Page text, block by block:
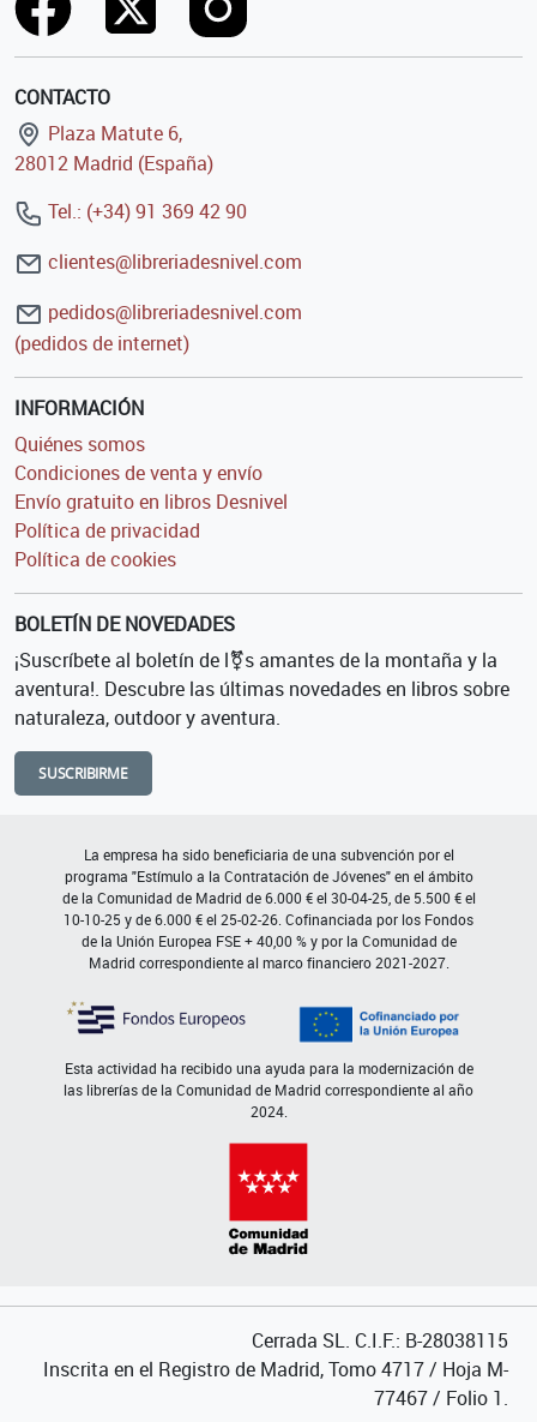
CONTACTO
Plaza Matute 6,
28012 Madrid (España)
Tel.: (+34) 91 369 42 90
clientes@libreriadesnivel.com
pedidos@libreriadesnivel.com
(pedidos de internet)
INFORMACIÓN
Quiénes somos
Condiciones de venta y envío
Envío gratuito en libros Desnivel
Política de privacidad
Política de cookies
BOLETÍN DE NOVEDADES
¡Suscríbete al boletín de l⚧s amantes de la montaña y la
aventura!. Descubre las últimas novedades en libros sobre
naturaleza, outdoor y aventura.
SUSCRIBIRME
La empresa ha sido beneficiaria de una subvención por el
programa "Estímulo a la Contratación de Jóvenes" en el ámbito
de la Comunidad de Madrid de 6.000 € el 30-04-25, de 5.500 € el
10-10-25 y de 6.000 € el 25-02-26. Cofinanciada por los Fondos
de la Unión Europea FSE + 40,00 % y por la Comunidad de
Madrid correspondiente al marco financiero 2021-2027.
Esta actividad ha recibido una ayuda para la modernización de
las librerías de la Comunidad de Madrid correspondiente al año
2024.
Cerrada SL. C.I.F.: B-28038115
Inscrita en el Registro de Madrid, Tomo 4717 / Hoja M-
77467 / Folio 1.